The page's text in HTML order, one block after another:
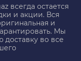
всегда остается
и акции. Вся
и
Мы
во все